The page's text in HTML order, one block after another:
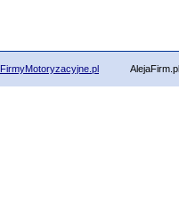
FirmyMotoryzacyjne.pl AlejaFirm.pl